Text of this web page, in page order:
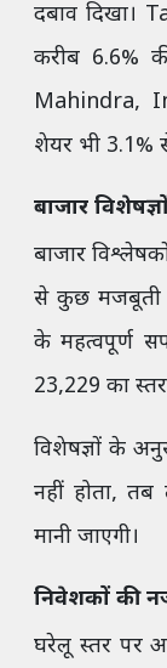
दबाव दिखा।
करीब 6.6%
Mahindra,
शेयर भी 3.1%
बाजार
बाजार
से कुछ मजबूती
के महत्वपूर्ण
23,229 का स्तर
विशेषज्ञों के
नहीं होता,
मानी जाएगी।
निवेशकों की
घरेलू स्तर पर